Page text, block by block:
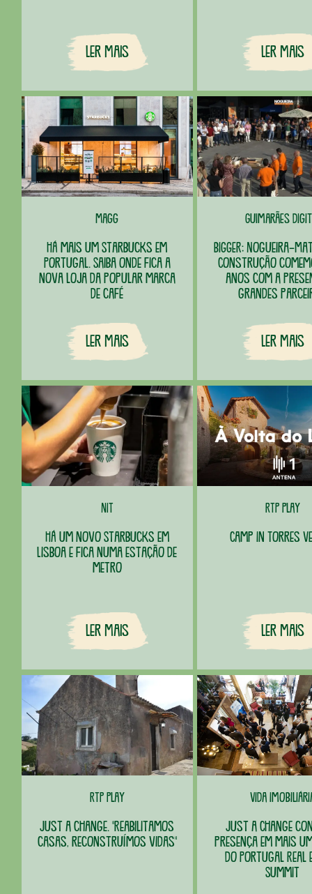
Ler Mais Ler Mais
Magg
Há mais um Starbucks em
Portugal. Saiba onde fica a
nova loja da popular marca
de café
Ler Mais
Guimarães
BIGGER: Nogueira-
Construção
anos com a
grandes
Ler Mais
NIT
Há um novo Starbucks em
Lisboa e fica numa estação de
metro
Ler Mais
RTP Play
Camp In Torres
Ler Mais
RTP Play
Just a change. "Reabilitamos
casas, reconstruímos vidas"
Vida
Just a Change
presença em mais
do Portugal Real
Summit